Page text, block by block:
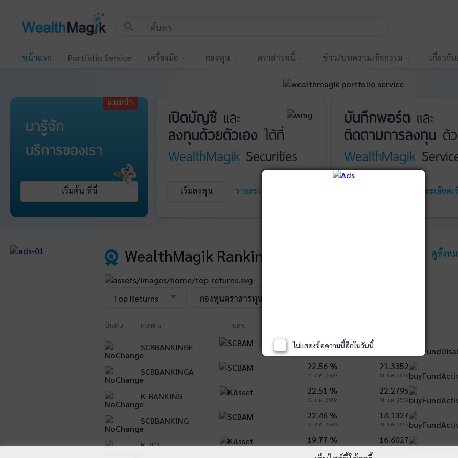
search
หน้าแรก Portfolio Service เครื่องมือ กองทุน ตราสารหนี้ ข่าว/บทความ/กิจกรรม เกี่ยวกับ
แนะนำ
มารู้จัก
บริการของเรา
เริ่มต้น ที่นี่
เปิดบัญชี และ
ลงทุนด้วยตัวเองได้ที่
WealthMagikSecurities
เริ่มลงทุน รายละเอียดเพิ่มเติม
บันทึกพอร์ต และ
ติดตามการลงทุน ด้
WealthMagik
รายละเอียด
WealthMagik Rankings ดูทั้งห
Top Returns กองทุนตราสารทุน
อันดับ กองทุน บลจ.
1
SCBBANKINGE
23.36 %
31 ก.ค. 2569
2
SCBBANKINGA
22.56 %
31 ก.ค. 2569
21.3352
31 ก.ค. 2569
3
K-BANKING
22.51 %
31 ก.ค. 2569
22.2795
31 ก.ค. 2569
4
SCBBANKING
22.46 %
31 ก.ค. 2569
14.1327
31 ก.ค. 2569
K-ICT
19.77 %
31 ก.ค. 2569
16.6027
31 ก.ค. 2569
ไม่แสดงข้อความนี้อีกในวันนี้